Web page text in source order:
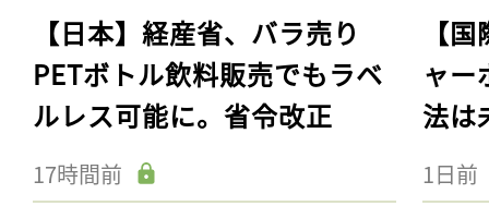
【日本】経産省、バラ売り
PETボトル飲料販売でもラベ
ルレス可能に。省令改正
17時間前
【
ャー
法は
1日前